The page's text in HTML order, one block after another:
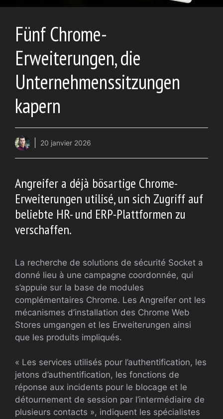
Fünf Chrome-
Erweiterungen, die
Unternehmenssitzungen
kapern
20 janvier 2026
Angreifer a déjà bösartige Chrome-
Erweiterungen utilisé, un sich Zugriff auf
beliebte HR- und ERP-Plattformen zu
verschaffen.
La recherche de solutions de sécurité Socket a
donné lieu à une campagne coordonnée, qui
s’appuie sur la base de modules
complémentaires Chrome. Les Angreifer ont les
mécanismes d’installation des Chrome Web
Stores umgangen et les Erweiterungen ainsi
que les produits impliqués.
« Les services utilisés pour l’authentification, les
jetons d’authentification, les fonctions de
réponse aux incidents pour le blocage et le
détournement de session par l’intermédiaire de
plusieurs contacts », indiquent les spécialistes